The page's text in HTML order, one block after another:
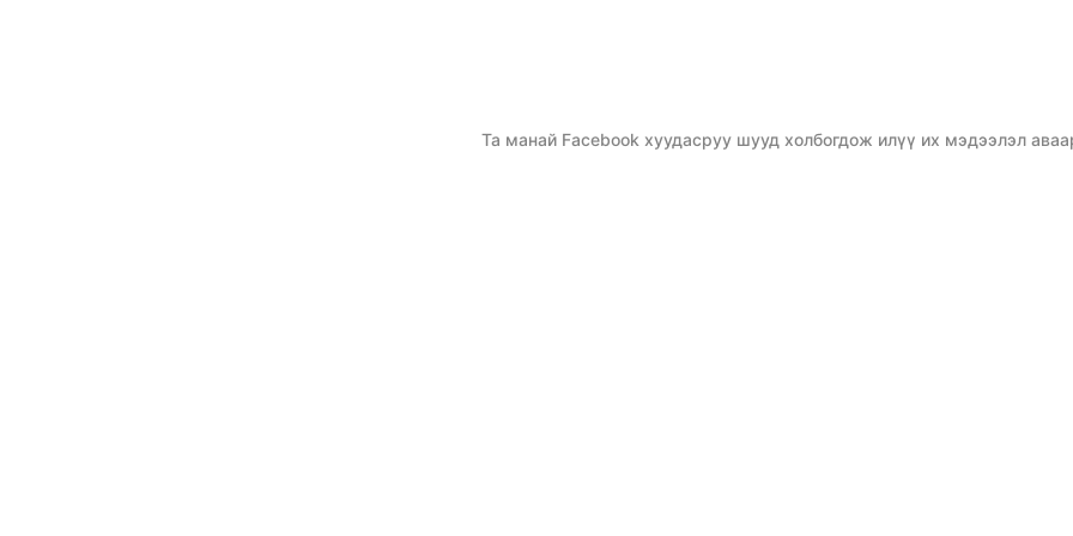
Та манай Facebook хуудасруу шууд холбогдож илүү их мэдээлэл